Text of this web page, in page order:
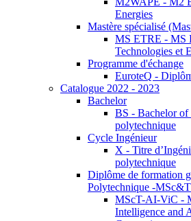
Energies
Mastère spécialisé
MS ETRE - MS
Technologies et
Programme d'échange
EuroteQ -
Catalogue 2022 - 2023
Bachelor
BS - Bachelor of
polytechnique
Cycle Ingénieur
X - Titre
polytechnique
Diplôme de formation
Polytechnique -MSc&T
MScT-AI-ViC -
Intelligence and